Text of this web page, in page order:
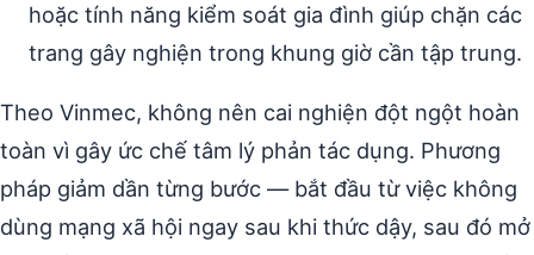
hoặc tính năng kiểm soát gia đình giúp chặn các
trang gây nghiện trong khung giờ cần tập trung.
Theo Vinmec, không nên cai nghiện đột ngột hoàn
toàn vì gây ức chế tâm lý phản tác dụng. Phương
pháp giảm dần từng bước — bắt đầu từ việc không
dùng mạng xã hội ngay sau khi thức dậy, sau đó mở